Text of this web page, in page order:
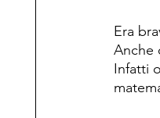
Era
Anche
Infatti